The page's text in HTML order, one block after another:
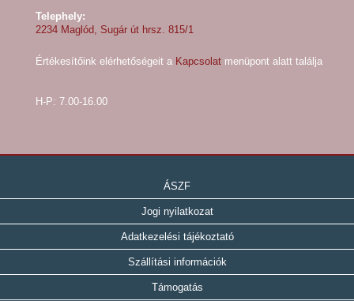
Telephely:
2234 Maglód, Sugár út hrsz. 815/1
Értékesítőink elérhetőségeit a Kapcsolat menüpont alatt találja
H-P: 7.00-16.00
ÁSZF
Jogi nyilatkozat
Adatkezelési tájékoztató
Szállítási információk
Támogatás